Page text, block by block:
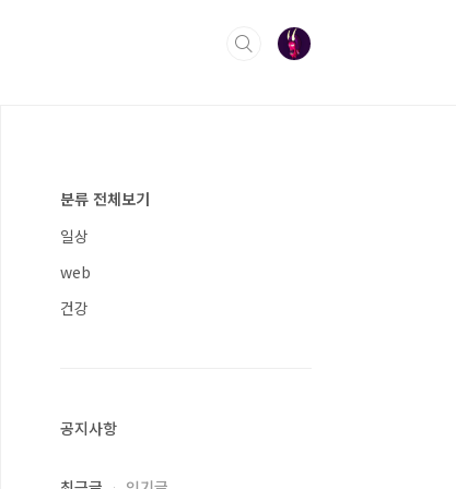
분류 전체보기
일상
web
건강
공지사항